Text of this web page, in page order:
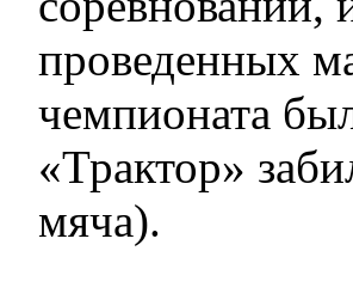
проведенных
чемпионата
«Трактор»
мяча).